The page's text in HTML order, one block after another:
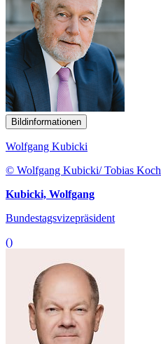
Bildinformationen
Wolfgang Kubicki
© Wolfgang Kubicki/ Tobias Koch
Kubicki, Wolfgang
Bundestagsvizepräsident
()